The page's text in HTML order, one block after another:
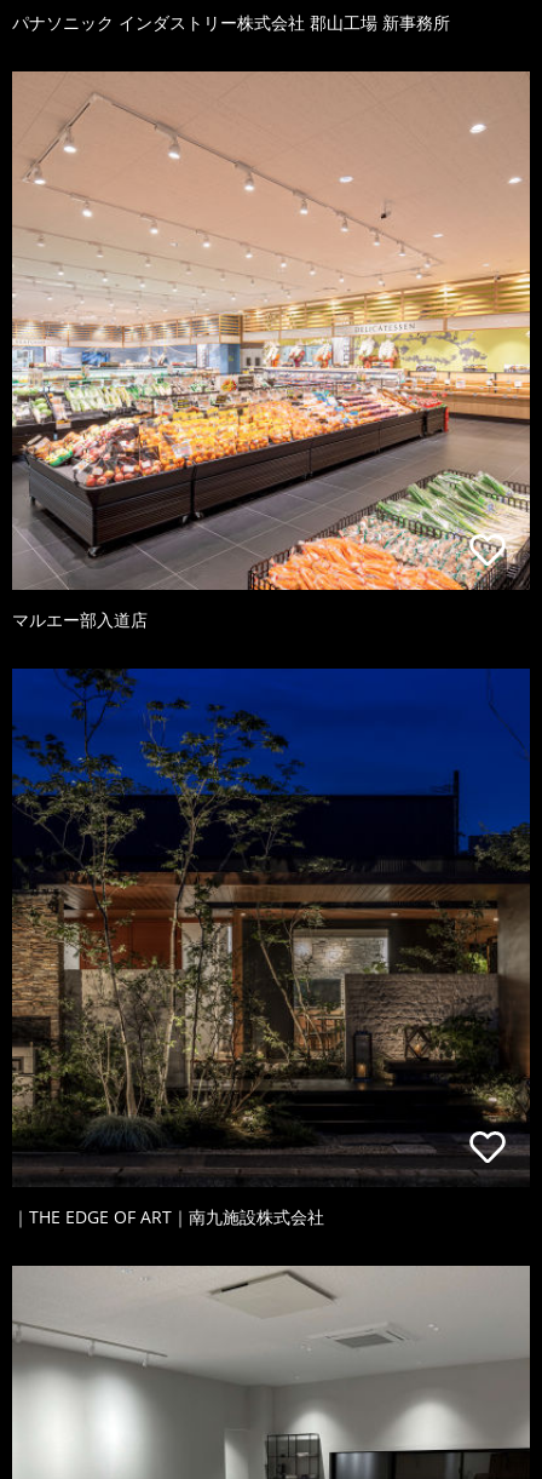
パナソニック インダストリー株式会社 郡山工場 新事務所
マルエー部入道店
｜THE EDGE OF ART｜南九施設株式会社